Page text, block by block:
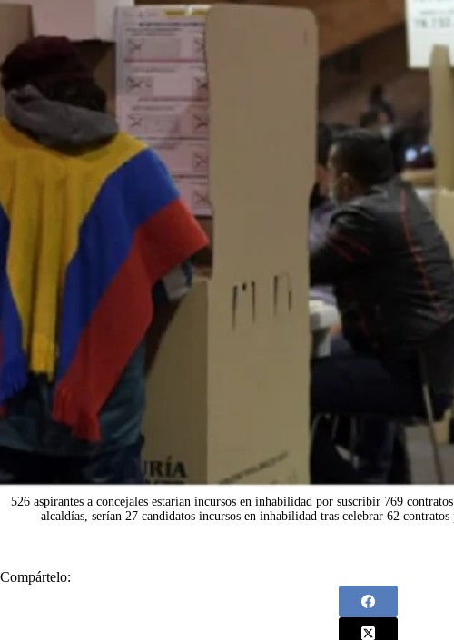
526 aspirantes a concejales estarían incursos en inhabilidad por suscribir 769
alcaldías, serían 27 candidatos incursos en inhabilidad tras celebrar 62
Compártelo: